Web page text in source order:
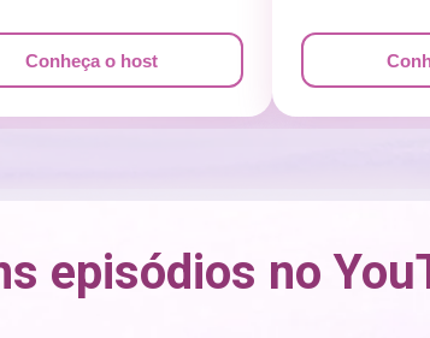
Conheça o host
episódios no